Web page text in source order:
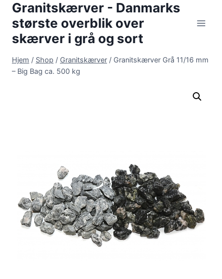
Fortsæt
indhold
Granitskærver - Danmarks
største overblik over
skærver i grå og sort
Hjem / Shop / Granitskærver / Granitskærver Grå 11/16 mm
– Big Bag ca. 500 kg